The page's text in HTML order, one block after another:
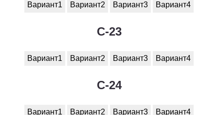
Вариант1 Вариант2 Вариант3 Вариант4
C-23
Вариант1 Вариант2 Вариант3 Вариант4
C-24
Вариант1 Вариант2 Вариант3 Вариант4